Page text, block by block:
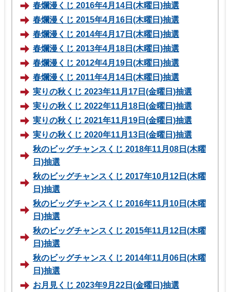
春爛漫くじ 2016年4月14日(木曜日)抽選
春爛漫くじ 2015年4月16日(木曜日)抽選
春爛漫くじ 2014年4月17日(木曜日)抽選
春爛漫くじ 2013年4月18日(木曜日)抽選
春爛漫くじ 2012年4月19日(木曜日)抽選
春爛漫くじ 2011年4月14日(木曜日)抽選
実りの秋くじ 2023年11月17日(金曜日)抽選
実りの秋くじ 2022年11月18日(金曜日)抽選
実りの秋くじ 2021年11月19日(金曜日)抽選
実りの秋くじ 2020年11月13日(金曜日)抽選
秋のビッグチャンスくじ 2018年11月08日(木曜
日)抽選
秋のビッグチャンスくじ 2017年10月12日(木曜
日)抽選
秋のビッグチャンスくじ 2016年11月10日(木曜
日)抽選
秋のビッグチャンスくじ 2015年11月12日(木曜
日)抽選
秋のビッグチャンスくじ 2014年11月06日(木曜
日)抽選
お月見くじ 2023年9月22日(金曜日)抽選